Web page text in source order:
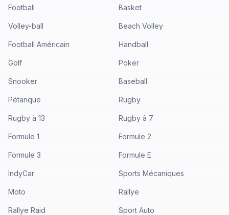
Football Basket
Volley-ball Beach Volley
Football Américain Handball
Golf Poker
Snooker Baseball
Pétanque Rugby
Rugby à 13 Rugby à 7
Formule 1 Formule 2
Formule 3 Formule E
IndyCar Sports Mécaniques
Moto Rallye
Rallye Raid Sport Auto